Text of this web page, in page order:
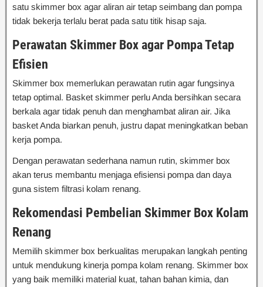
satu skimmer box agar aliran air tetap seimbang dan pompa
tidak bekerja terlalu berat pada satu titik hisap saja.
Perawatan Skimmer Box agar Pompa Tetap
Efisien
Skimmer box memerlukan perawatan rutin agar fungsinya
tetap optimal. Basket skimmer perlu Anda bersihkan secara
berkala agar tidak penuh dan menghambat aliran air. Jika
basket Anda biarkan penuh, justru dapat meningkatkan beban
kerja pompa.
Dengan perawatan sederhana namun rutin, skimmer box
akan terus membantu menjaga efisiensi pompa dan daya
guna sistem filtrasi kolam renang.
Rekomendasi Pembelian Skimmer Box Kolam
Renang
Memilih skimmer box berkualitas merupakan langkah penting
untuk mendukung kinerja pompa kolam renang. Skimmer box
yang baik memiliki material kuat, tahan bahan kimia, dan